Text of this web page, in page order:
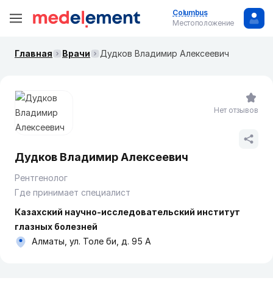
Columbus
Местоположение
Главная Врачи Дудков Владимир Алексеевич
Дудков Владимир Алексеевич
Рентгенолог
Где принимает специалист
Казахский научно-исследовательский институт
глазных болезней
Алматы, ул. Толе би, д. 95 А
Нет отзывов